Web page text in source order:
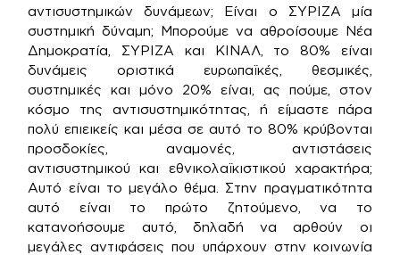
αντισυστημικών δυνάμεων; Είναι ο ΣΥΡΙΖΑ μία
συστημική δύναμη; Μπορούμε να αθροίσουμε Νέα
Δημοκρατία, ΣΥΡΙΖΑ και ΚΙΝΑΛ, το 80% είναι
δυνάμεις οριστικά ευρωπαϊκές, θεσμικές,
συστημικές και μόνο 20% είναι, ας πούμε, στον
κόσμο της αντισυστημικότητας, ή είμαστε πάρα
πολύ επιεικείς και μέσα σε αυτό το 80% κρύβονται
προσδοκίες, αναμονές, αντιστάσεις
αντισυστημικού και εθνικολαϊκιστικού χαρακτήρα;
Αυτό είναι το μεγάλο θέμα. Στην πραγματικότητα
αυτό είναι το πρώτο ζητούμενο, να το
κατανοήσουμε αυτό, δηλαδή να αρθούν οι
μεγάλες αντιφάσεις που υπάρχουν στην κοινωνία